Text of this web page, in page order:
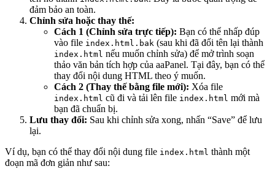
đảm bảo an toàn.
Chỉnh sửa hoặc thay thế:
Cách 1 (Chỉnh sửa trực tiếp): Bạn có thể nhấp đúp
vào file index.html.bak (sau khi đã đổi tên lại thành
index.html nếu muốn chỉnh sửa) để mở trình soạn
thảo văn bản tích hợp của aaPanel. Tại đây, bạn có thể
thay đổi nội dung HTML theo ý muốn.
Cách 2 (Thay thế bằng file mới): Xóa file
index.html cũ đi và tải lên file index.html mới mà
bạn đã chuẩn bị.
Lưu thay đổi: Sau khi chỉnh sửa xong, nhấn “Save” để lưu
lại.
Ví dụ, bạn có thể thay đổi nội dung file index.html thành một
đoạn mã đơn giản như sau: